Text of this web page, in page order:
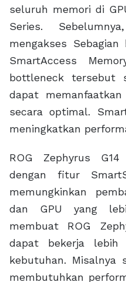
memungkinkan
dan GPU yang
membuat ROG
dapat bekerja lebih
kebutuhan. Misalnya
membutuhkan
mengalokasikan
GPU sehingga
membutuhkan
sistem akan
GPU ke CPU.
Selain fitur dari AMD,
juga dilengkapi
halnya seluruh
yang hadir di